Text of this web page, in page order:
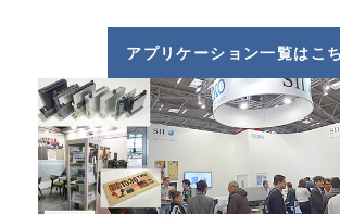
アプリケーション一覧はこ